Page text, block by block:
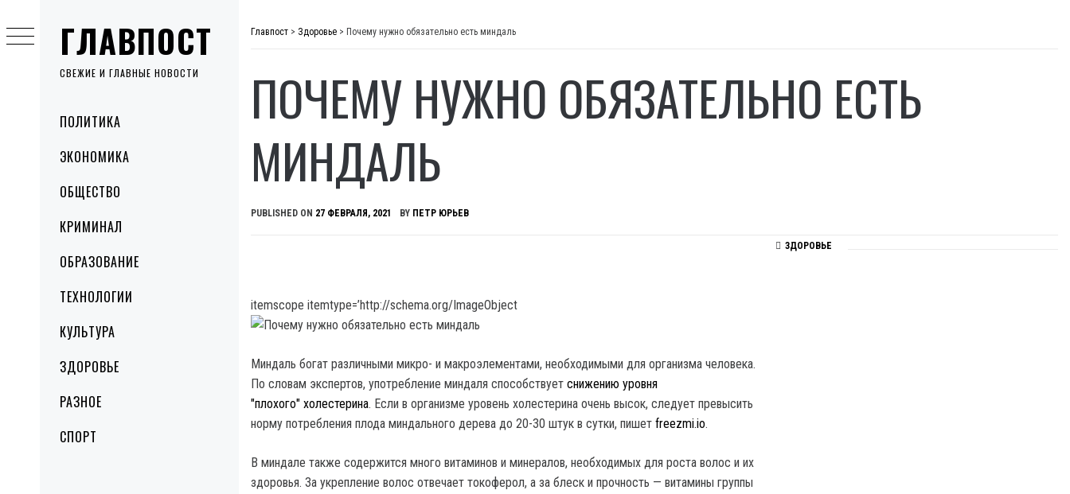
ГЛАВПОСТ
СВЕЖИЕ И ГЛАВНЫЕ НОВОСТИ
MenuПОЛИТИКА
ЭКОНОМИКА
ОБЩЕСТВО
КРИМИНАЛ
ОБРАЗОВАНИЕ
ТЕХНОЛОГИИ
КУЛЬТУРА
ЗДОРОВЬЕ
РАЗНОЕ
СПОРТ
to
content
Главпост > Здоровье > Почему нужно обязательно есть миндаль
ПОЧЕМУ НУЖНО ОБЯЗАТЕЛЬНО ЕСТЬ
МИНДАЛЬ
PUBLISHED ON 27 ФЕВРАЛЯ, 2021 BY ПЕТР ЮРЬЕВ
itemscope itemtype=’http://schema.org/ImageObject
Миндаль богат различными микро- и макроэлементами, необходимыми для организма человека.
По словам экспертов, употребление миндаля способствует снижению уровня
"плохого" холестерина. Если в организме уровень холестерина очень высок, следует превысить
норму потребления плода миндального дерева до 20-30 штук в сутки, пишет freezmi.io.
В миндале также содержится много витаминов и минералов, необходимых для роста волос и их
здоровья. За укрепление волос отвечает токоферол, а за блеск и прочность — витамины группы
ЗДОРОВЬЕ